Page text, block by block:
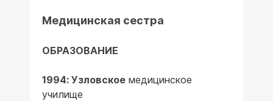
Медицинская сестра
ОБРАЗОВАНИЕ
1994: Узловское медицинское
училище